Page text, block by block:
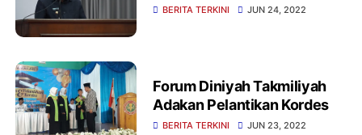
Bupati Garut : Ini harus
BERITA TERKINI JUN 24, 2022
Forum Diniyah Takmiliyah
Adakan Pelantikan Kordes
BERITA TERKINI JUN 23, 2022